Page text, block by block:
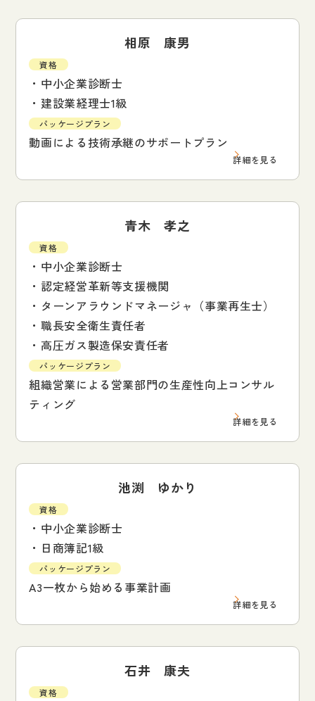
相原 康男
資格
・中小企業診断士
・建設業経理士1級
パッケージプラン
動画による技術承継のサポートプラン
詳細を見る
青木 孝之
資格
・中小企業診断士
・認定経営革新等支援機関
・ターンアラウンドマネージャ（事業再生士）
・職長安全衛生責任者
・高圧ガス製造保安責任者
パッケージプラン
組織営業による営業部門の生産性向上コンサル
ティング
詳細を見る
池渕 ゆかり
資格
・中小企業診断士
・日商簿記1級
パッケージプラン
A3一枚から始める事業計画
詳細を見る
石井 康夫
資格